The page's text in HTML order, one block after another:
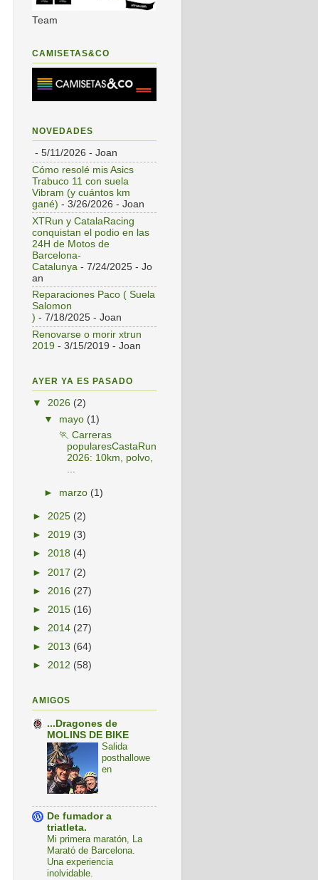
Team
CAMISETAS&CO
NOVEDADES
- 5/11/2026 - Joan
Cómo resolé mis Asics
Trabuco 11 con suela
Vibram (y cuántos km
gané) - 3/26/2026 - Joan
XTRun y CatalaRacing
conquistan el podio en las
24H de Motos de
Barcelona-
Catalunya - 7/24/2025 - Jo
an
Reparaciones Paco ( Suela
Salomon
) - 7/18/2025 - Joan
Renovarse o morir xtrun
2019 - 3/15/2019 - Joan
AYER YA ES PASADO
▼ 2026 (2)
▼ mayo (1)
🏃 Carreras
popularesCastaRun
2026: 10km, polvo,
...
► marzo (1)
► 2025 (2)
► 2019 (3)
► 2018 (4)
► 2017 (2)
► 2016 (27)
► 2015 (16)
► 2014 (27)
► 2013 (64)
► 2012 (58)
AMIGOS
...Dragones de
MOLINS DE BIKE
Salida
posthallowe
en
De fumador a
triatleta.
Mi primera maratón, La
Marató de Barcelona.
Una experiencia
inolvidable.